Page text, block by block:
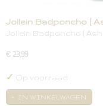
Jollein Badponcho [
Jollein Badponcho [
€ 23,99
✓ Op voorraad
IN WINKELWAGEN